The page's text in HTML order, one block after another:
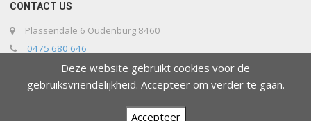
CONTACT US
Plassendale 6 Oudenburg 8460
0475 680 646
info@afbraak-dv.be
Deze website gebruikt cookies voor de
gebruiksvriendelijkheid. Accepteer om verder te gaan.
Accepteer